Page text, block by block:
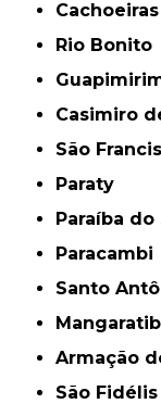
Rio Bonito
Casimiro
São
Paraty
Paraíba do
Paracambi
Santo
Armação
São Fidélis